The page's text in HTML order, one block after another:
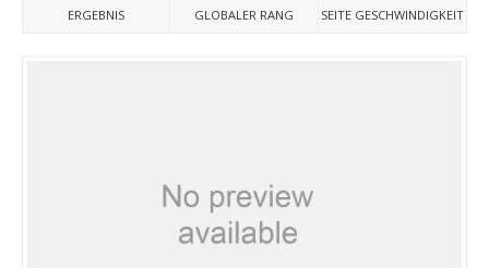
ERGEBNIS GLOBALER RANG SEITE GESCHWINDIGKEIT